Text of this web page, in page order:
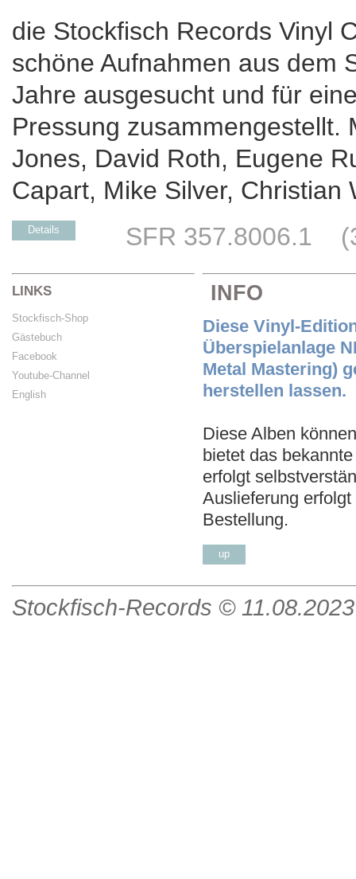
die Stockfisch Records Vinyl
schöne Aufnahmen aus dem
Jahre ausgesucht und für
Pressung zusammengestellt.
Jones, David Roth, Eugene
Capart, Mike Silver,
Details SFR 357.8006.1
LINKS
Stockfisch-Shop
Gästebuch
Facebook
Youtube-Channel
English
INFO
Diese Vinyl-
Überspielanlage
Metal Mastering)
herstellen lassen.
Diese Alben
bietet das
erfolgt
Auslieferung
Bestellung.
up
Stockfisch-Records © 11.08.2023